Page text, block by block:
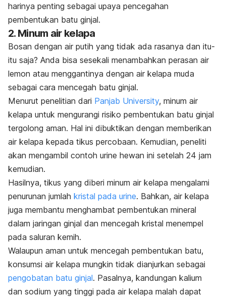
harinya penting sebagai upaya pencegahan
pembentukan batu ginjal.
2. Minum air kelapa
Bosan dengan air putih yang tidak ada rasanya dan itu-
itu saja? Anda bisa sesekali menambahkan perasan air
lemon atau menggantinya dengan air kelapa muda
sebagai cara mencegah batu ginjal.
Menurut penelitian dari Panjab University, minum air
kelapa untuk mengurangi risiko pembentukan batu ginjal
tergolong aman. Hal ini dibuktikan dengan memberikan
air kelapa kepada tikus percobaan. Kemudian, peneliti
akan mengambil contoh urine hewan ini setelah 24 jam
kemudian.
Hasilnya, tikus yang diberi minum air kelapa mengalami
penurunan jumlah kristal pada urine. Bahkan, air kelapa
juga membantu menghambat pembentukan mineral
dalam jaringan ginjal dan mencegah kristal menempel
pada saluran kemih.
Walaupun aman untuk mencegah pembentukan batu,
konsumsi air kelapa mungkin tidak dianjurkan sebagai
pengobatan batu ginjal. Pasalnya, kandungan kalium
dan sodium yang tinggi pada air kelapa malah dapat